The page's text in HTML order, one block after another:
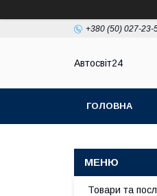
+380 (50) 027-23-
Автосвіт24
ГОЛОВНА
Товари та